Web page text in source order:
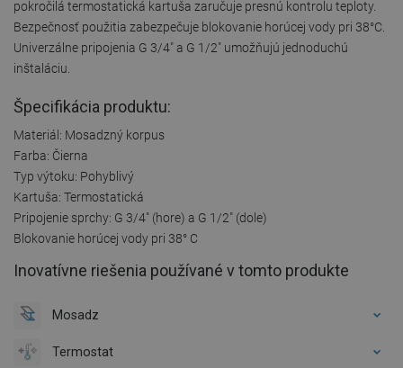
pokročilá termostatická kartuša zaručuje presnú kontrolu teploty.
Bezpečnosť použitia zabezpečuje blokovanie horúcej vody pri 38°C.
Univerzálne pripojenia G 3/4" a G 1/2" umožňujú jednoduchú
inštaláciu.
Špecifikácia produktu:
Materiál: Mosadzný korpus
Farba: Čierna
Typ výtoku: Pohyblivý
Kartuša: Termostatická
Pripojenie sprchy: G 3/4" (hore) a G 1/2" (dole)
Blokovanie horúcej vody pri 38° C
Inovatívne riešenia používané v tomto produkte
Mosadz
Termostat